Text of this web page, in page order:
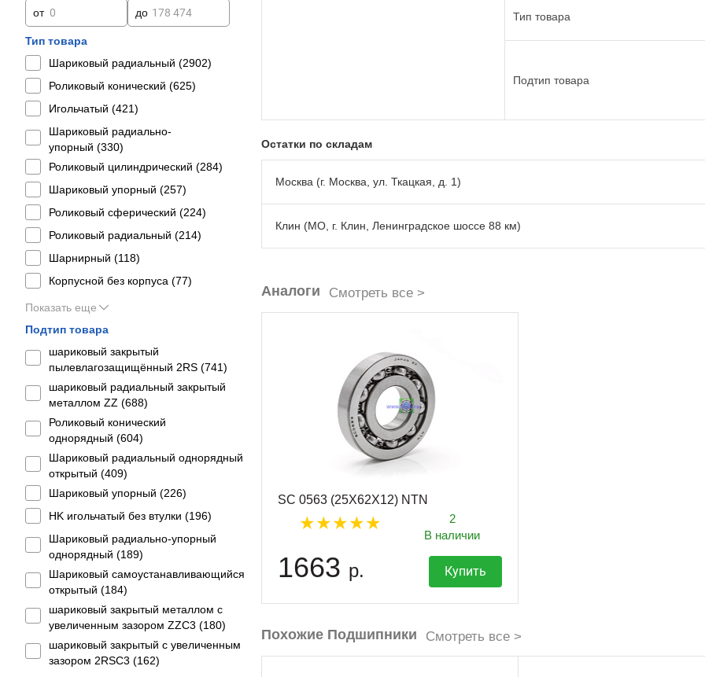
от до
Тип товара
Шариковый радиальный (2902)
Роликовый конический (625)
Игольчатый (421)
Шариковый радиально-
упорный (330)
Роликовый цилиндрический (284)
Шариковый упорный (257)
Роликовый сферический (224)
Роликовый радиальный (214)
Шарнирный (118)
Корпусной без корпуса (77)
Показать еще
Подтип товара
шариковый закрытый
пылевлагозащищённый 2RS (741)
шариковый радиальный закрытый
металлом ZZ (688)
Роликовый конический
однорядный (604)
Шариковый радиальный однорядный
открытый (409)
Шариковый упорный (226)
HK игольчатый без втулки (196)
Шариковый радиально-упорный
однорядный (189)
Шариковый самоустанавливающийся
открытый (184)
шариковый закрытый металлом с
увеличенным зазором ZZC3 (180)
шариковый закрытый с увеличенным
зазором 2RSС3 (162)
Тип товара
Подтип товара
Остатки по складам
Москва (г. Москва, ул. Ткацкая, д. 1)
Клин (МО, г. Клин, Ленинградское шоссе 88 км)
Аналоги Смотреть все >
SC 0563 (25X62X12) NTN
2
В наличии
1663 р. Купить
Похожие Подшипники Смотреть все >